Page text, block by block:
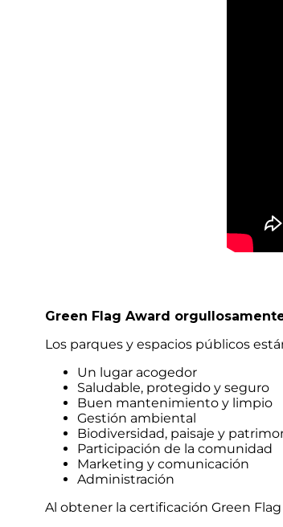
Green Flag Award
Los parques y espacios públicos
Un lugar acogedor
Saludable, protegido y seguro
Buen mantenimiento y limpio
Gestión ambiental
Biodiversidad, paisaje y
Participación de la comunidad
Marketing y comunicación
Administración
Al obtener la certificación Green